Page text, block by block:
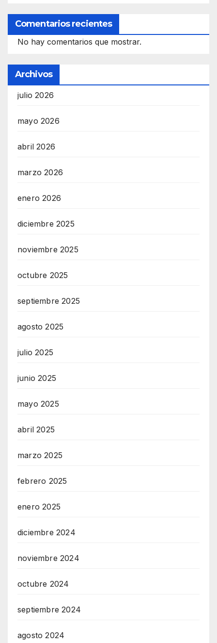
Comentarios recientes
No hay comentarios que mostrar.
Archivos
julio 2026
mayo 2026
abril 2026
marzo 2026
enero 2026
diciembre 2025
noviembre 2025
octubre 2025
septiembre 2025
agosto 2025
julio 2025
junio 2025
mayo 2025
abril 2025
marzo 2025
febrero 2025
enero 2025
diciembre 2024
noviembre 2024
octubre 2024
septiembre 2024
agosto 2024